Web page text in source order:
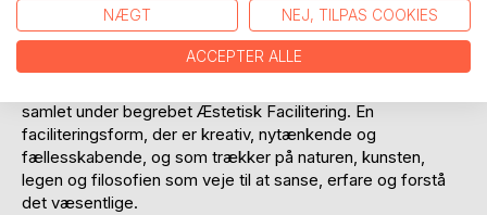
Med denne bog i hånden får du en række konkrete greb,
forskningsbaserede procesmetoder og teoretiske
samlet under begrebet Æstetisk Facilitering. En
faciliteringsform, der er kreativ, nytænkende og
fællesskabende, og som trækker på naturen, kunsten,
legen og filosofien som veje til at sanse, erfare og forstå
det væsentlige.
NÆGT NEJ, TILPAS COOKIES
ACCEPTER ALLE